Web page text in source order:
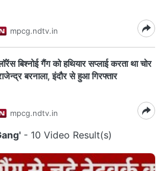
mpcg.ndtv.in
बिश्नोई गैंग को हथियार सप्लाई करता था चोर
बरनाला, इंदौर से हुआ गिरफ्तार
mpcg.ndtv.in
- 10 Video Result(s)